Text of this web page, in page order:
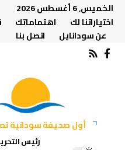
الخميس, 6 أغسطس 2026
اختياراتنا لك
اهتماماتك
عن سودانايل
اتصل بنا
أول صحيفة سودانية
رئيس